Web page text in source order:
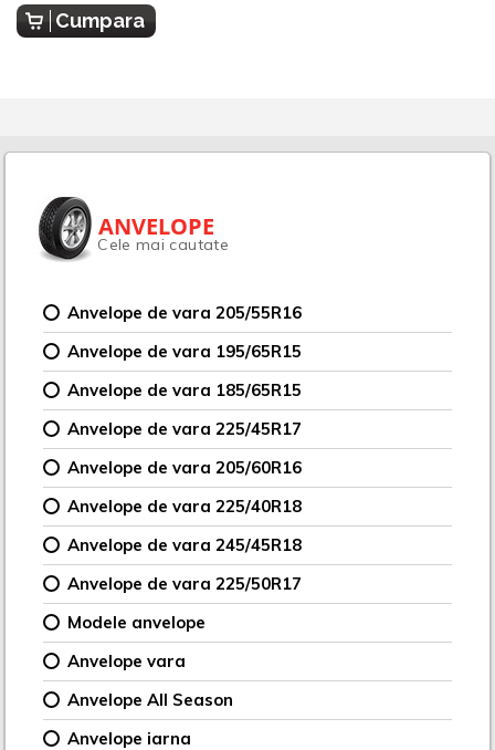
Cumpara
ANVELOPE
Cele mai cautate
Anvelope de vara 205/55R16
Anvelope de vara 195/65R15
Anvelope de vara 185/65R15
Anvelope de vara 225/45R17
Anvelope de vara 205/60R16
Anvelope de vara 225/40R18
Anvelope de vara 245/45R18
Anvelope de vara 225/50R17
Modele anvelope
Anvelope vara
Anvelope All Season
Anvelope iarna